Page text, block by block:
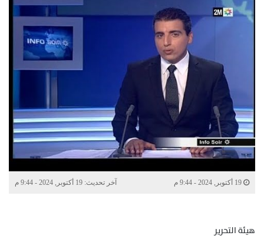
آخر تحديث: 19 أكتوبر, 2024 - 9:44 م
هيئة التحرير